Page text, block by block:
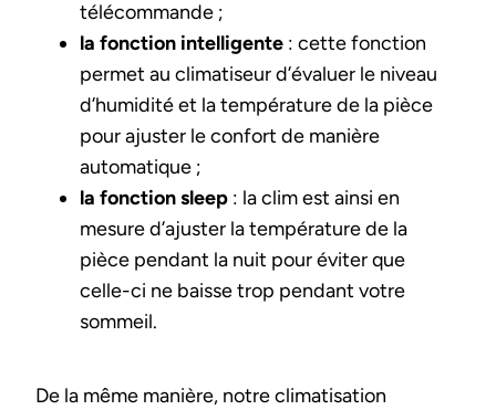
télécommande ;
la fonction intelligente : cette fonction
permet au climatiseur d’évaluer le niveau
d’humidité et la température de la pièce
pour ajuster le confort de manière
automatique ;
la fonction sleep : la clim est ainsi en
mesure d’ajuster la température de la
pièce pendant la nuit pour éviter que
celle-ci ne baisse trop pendant votre
sommeil.
De la même manière, notre climatisation